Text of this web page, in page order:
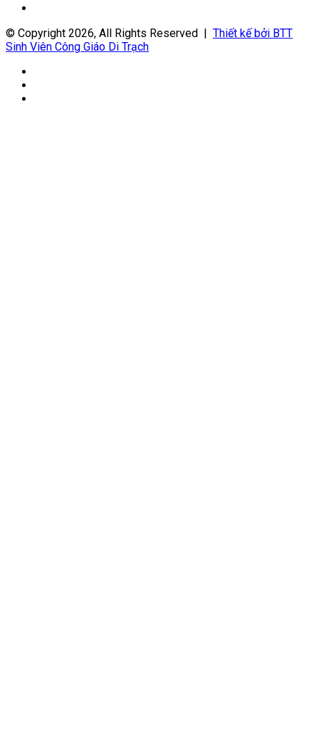
© Copyright 2026, All Rights Reserved | Thiết kế bởi BTT
Sinh Viên Công Giáo Di Trạch